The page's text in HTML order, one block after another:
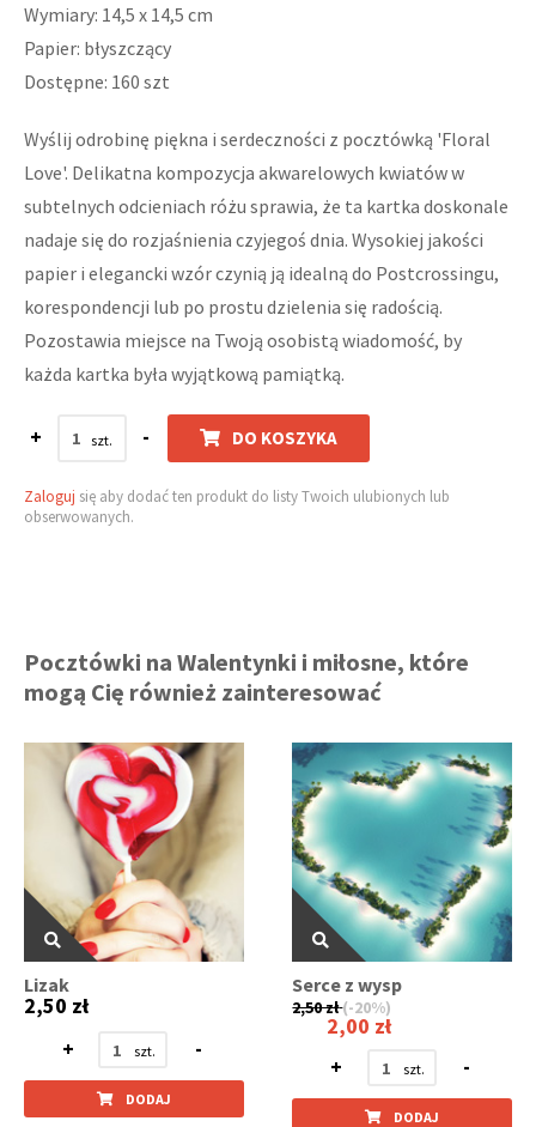
Wymiary: 14,5 x 14,5 cm
Papier: błyszczący
Dostępne: 160 szt
Wyślij odrobinę piękna i serdeczności z pocztówką 'Floral
Love'. Delikatna kompozycja akwarelowych kwiatów w
subtelnych odcieniach różu sprawia, że ta kartka doskonale
nadaje się do rozjaśnienia czyjegoś dnia. Wysokiej jakości
papier i elegancki wzór czynią ją idealną do Postcrossingu,
korespondencji lub po prostu dzielenia się radością.
Pozostawia miejsce na Twoją osobistą wiadomość, by
każda kartka była wyjątkową pamiątką.
+ - DO KOSZYKA
Zaloguj się aby dodać ten produkt do listy Twoich ulubionych lub
obserwowanych.
Pocztówki na Walentynki i miłosne, które
mogą Cię również zainteresować
Lizak
2,50 zł
+
-
DODAJ
Serce z wysp
2,50 zł(-20%)
2,00 zł
+
-
DODAJ